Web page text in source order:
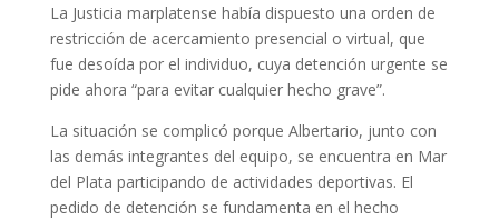
La Justicia marplatense había dispuesto una orden de
restricción de acercamiento presencial o virtual, que
fue desoída por el individuo, cuya detención urgente se
pide ahora “para evitar cualquier hecho grave”.
La situación se complicó porque Albertario, junto con
las demás integrantes del equipo, se encuentra en Mar
del Plata participando de actividades deportivas. El
pedido de detención se fundamenta en el hecho